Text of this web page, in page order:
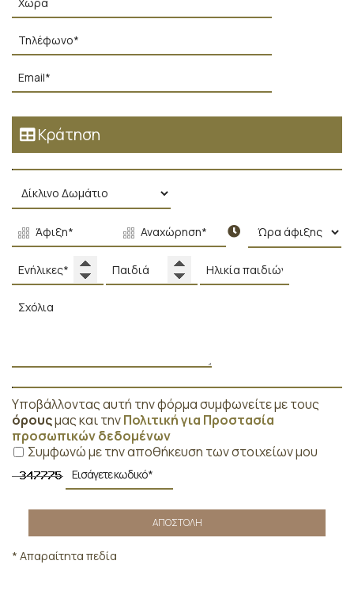
Κράτηση
Υποβάλλοντας αυτή την φόρμα συμφωνείτε με τους
όρουςμας και τηνΠολιτική για Προστασία
προσωπικών δεδομένων
Συμφωνώ με την αποθήκευση των στοιχείων μου
ΑΠΟΣΤΟΛΉ
* Απαραίτητα πεδία